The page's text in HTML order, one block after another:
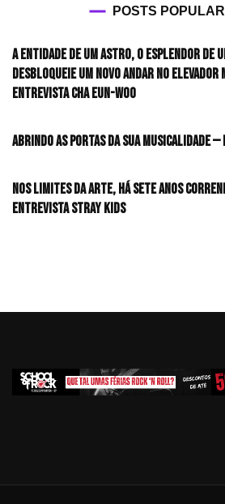
POSTS
A entidade de um astro, o esplendor de
desbloqueie um novo andar no
Entrevista CHA EUN-WOO
Abrindo as portas da sua musicalidade —
Nos limites da arte, há sete anos
Entrevista Stray Kids